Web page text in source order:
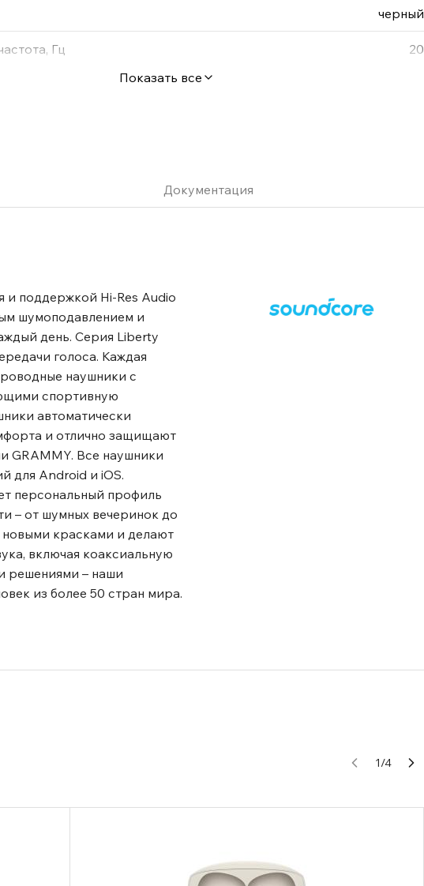
черный
Гц
20
Показать все
Документация
и поддержкой Hi-Res Audio
шумоподавлением и
день. Серия Liberty
голоса. Каждая
наушники с
спортивную
автоматически
и отлично защищают
GRAMMY. Все наушники
для Android и iOS.
персональный профиль
– от шумных вечеринок до
новыми красками и делают
включая коаксиальную
решениями – наши
из более 50 стран мира.
1/4